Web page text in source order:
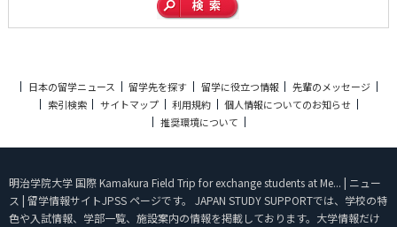
日本の留学ニュース 留学先を探す 留学に役立つ情報
先輩のメッセージ
索引検索
サイトマップ 利用規約
個人情報についてのお知らせ
推奨環境について
明治学院大学 国際 Kamakura Field Trip for exchange students at Me... | ニュー
ス | 留学情報サイトJPSS ページです。 JAPAN STUDY SUPPORTでは、学校の特
色や入試情報、学部一覧、施設案内の情報を掲載しております。大学情報だけ